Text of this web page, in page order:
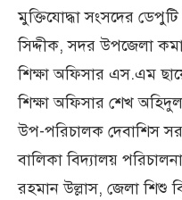
মুক্তিযোদ্ধা সংসদের
সিদ্দীক, সদর উপজেলা
শিক্ষা অফিসার এস.এম
শিক্ষা অফিসার শেখ
উপ-পরিচালক দেবাশিস
বালিকা বিদ্যালয়
রহমান উল্লাস, জেলা